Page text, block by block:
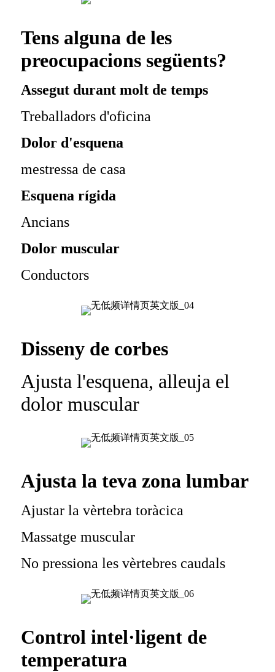
Tens alguna de les
preocupacions següents?
Assegut durant molt de temps
Treballadors d'oficina
Dolor d'esquena
mestressa de casa
Esquena rígida
Ancians
Dolor muscular
Conductors
Disseny de corbes
Ajusta l'esquena, alleuja el
dolor muscular
Ajusta la teva zona lumbar
Ajustar la vèrtebra toràcica
Massatge muscular
No pressiona les vèrtebres caudals
Control intel·ligent de
temperatura